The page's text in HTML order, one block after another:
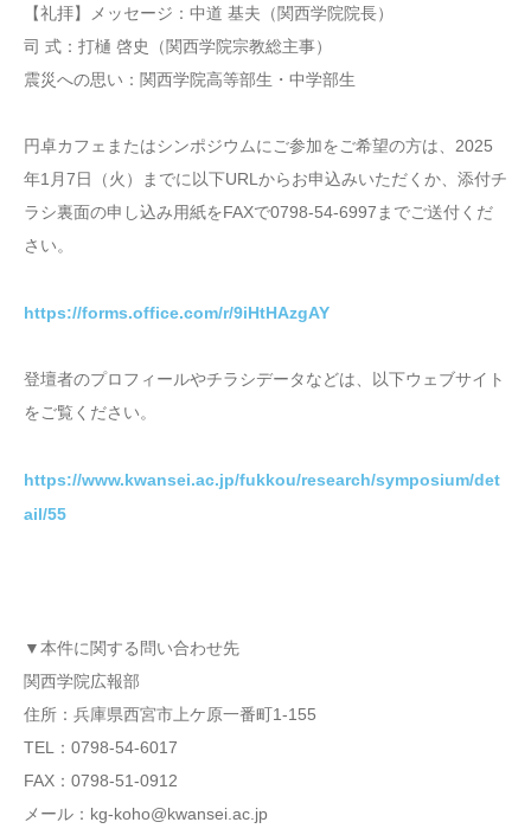
【礼拝】メッセージ：中道 基夫（関西学院院長）
司 式：打樋 啓史（関西学院宗教総主事）
震災への思い：関西学院高等部生・中学部生
円卓カフェまたはシンポジウムにご参加をご希望の方は、2025
年1月7日（火）までに以下URLからお申込みいただくか、添付チ
ラシ裏面の申し込み用紙をFAXで0798-54-6997までご送付くだ
さい。
https://forms.office.com/r/9iHtHAzgAY
登壇者のプロフィールやチラシデータなどは、以下ウェブサイト
をご覧ください。
https://www.kwansei.ac.jp/fukkou/research/symposium/det
ail/55
▼本件に関する問い合わせ先
関西学院広報部
住所：兵庫県西宮市上ケ原一番町1-155
TEL：0798-54-6017
FAX：0798-51-0912
メール：kg-koho@kwansei.ac.jp